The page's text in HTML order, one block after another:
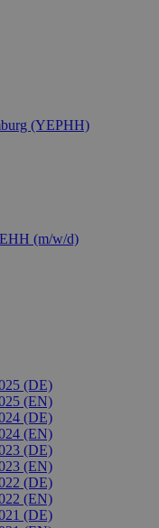
(YEPHH)
(m/w/d)
(DE)
(EN)
(DE)
(EN)
(DE)
(EN)
(DE)
(EN)
(DE)